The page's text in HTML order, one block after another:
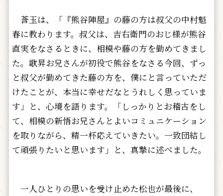
莟玉は、「『熊谷陣屋』の藤の方は叔父の中村魁
春に教わります。叔父は、吉右衛門のおじ様が熊谷
直実をなさるときに、相模や藤の方を勤めてきまし
た。歌昇お兄さんが初役で熊谷をなさる今回、ずっ
と叔父が勤めてきた藤の方を、僕にと言っていただ
けたことが、本当に幸せだなとうれしく思っていま
す」と、心境を語ります。「しっかりとお稽古をし
て、相模の新悟お兄さんとよいコミュニケーション
を取りながら、精一杯応えていきたい。一致団結し
て頑張りたいと思います」と、真摯に述べました。
一人ひとりの思いを受け止めた松也が最後に、